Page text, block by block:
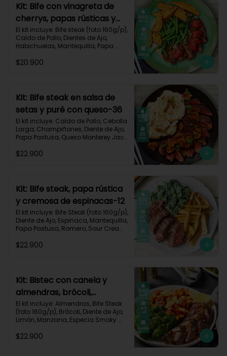
Kit: Bife con vinagreta de
cherrys, papas rústicas y
habichuelas-61
El kit incluye: Bife steak (foto 160g/p),
Caldo de Pollo, Dientes de Ajo,
Habichuelas, Mantequilla, Papa
Cherry, Vinagre Balsámico, Receta
Grasas 40g
$20.900
Kit: Bife steak en salsa de
setas y puré con queso-36
El kit incluye: Caldo de Pollo, Cebolla
Larga, Champiñones, Diente de Ajo,
Papa Pastusa, Queso Monterey Jack,
Cream y Receta impresa.
$22.900
Kit: Bife steak, papa rústica
y cremosa de espinacas-12
El kit incluye: Bife Steak (foto 160g/p),
Diente de Ajo, Espinaca, Mantequilla,
Papa Pastusa, Romero, Sour Cream
$22.900
Kit: Bistec con canela y
almendras, brócoli,
zanahorias asadas y
manzana-60
El kit incluye: Almendras, Bife Steak
(foto 160g/p), Brócoli, Diente de Ajo,
Limón, Manzana, Especia Smoky
Receta Impresa.
$22.900